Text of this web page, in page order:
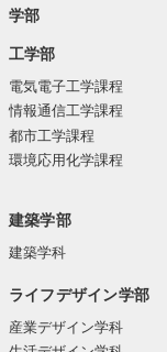
学部
工学部
電気電子工学課程
情報通信工学課程
都市工学課程
環境応用化学課程
建築学部
建築学科
ライフデザイン学部
産業デザイン学科